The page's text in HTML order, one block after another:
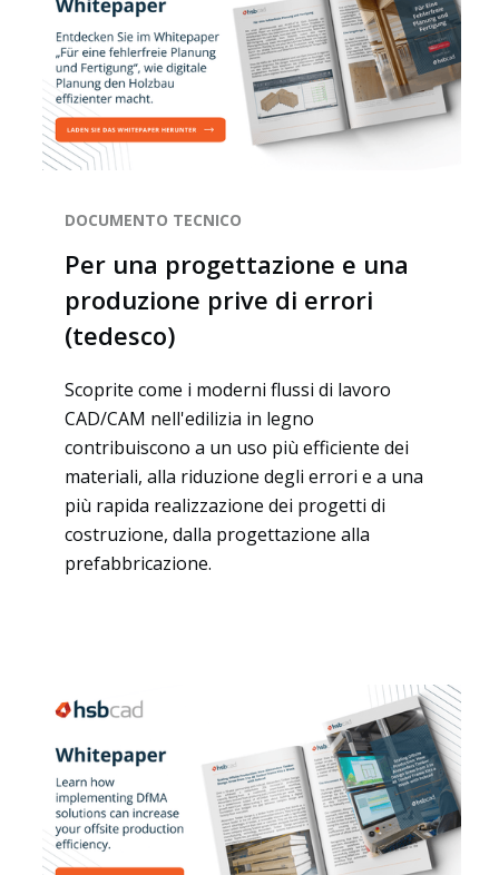
Contatti
DOCUMENTO TECNICO
Per una progettazione e una
produzione prive di errori
(tedesco)
Scoprite come i moderni flussi di lavoro
CAD/CAM nell'edilizia in legno
contribuiscono a un uso più efficiente dei
materiali, alla riduzione degli errori e a una
più rapida realizzazione dei progetti di
costruzione, dalla progettazione alla
prefabbricazione.